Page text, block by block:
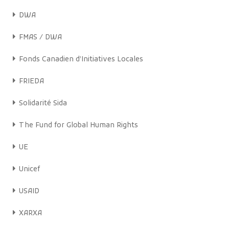
DWA
FMAS / DWA
Fonds Canadien d’Initiatives Locales
FRIEDA
Solidarité Sida
The Fund for Global Human Rights
UE
Unicef
USAID
XARXA